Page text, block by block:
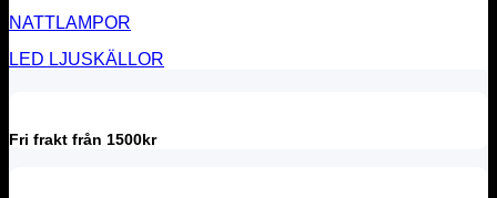
NATTLAMPOR
LED LJUSKÄLLOR
Fri frakt från 1500kr